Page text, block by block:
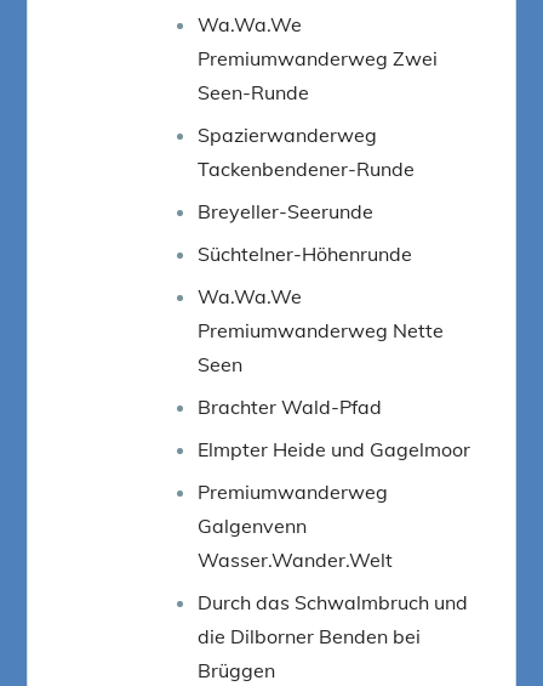
Wa.Wa.We
Premiumwanderweg Zwei
Seen-Runde
Spazierwanderweg
Tackenbendener-Runde
Breyeller-Seerunde
Süchtelner-Höhenrunde
Wa.Wa.We
Premiumwanderweg Nette
Seen
Brachter Wald-Pfad
Elmpter Heide und Gagelmoor
Premiumwanderweg
Galgenvenn
Wasser.Wander.Welt
Durch das Schwalmbruch und
die Dilborner Benden bei
Brüggen